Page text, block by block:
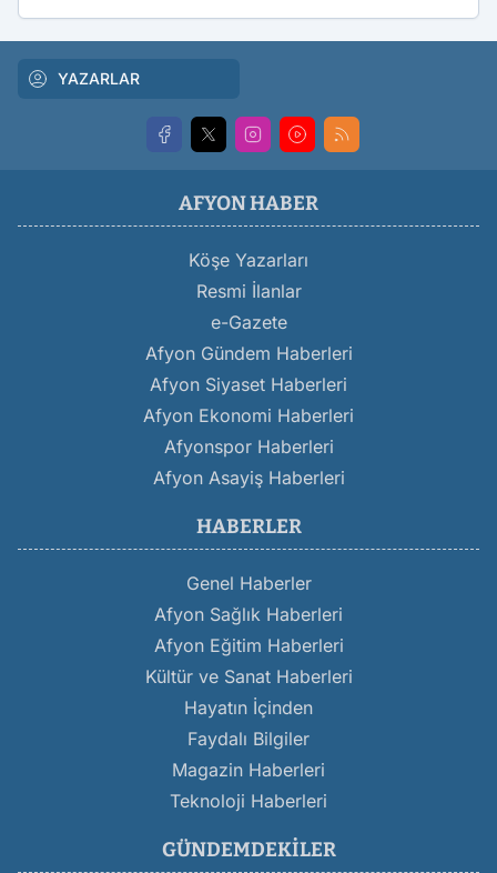
YAZARLAR
AFYON HABER
Köşe Yazarları
Resmi İlanlar
e-Gazete
Afyon Gündem Haberleri
Afyon Siyaset Haberleri
Afyon Ekonomi Haberleri
Afyonspor Haberleri
Afyon Asayiş Haberleri
HABERLER
Genel Haberler
Afyon Sağlık Haberleri
Afyon Eğitim Haberleri
Kültür ve Sanat Haberleri
Hayatın İçinden
Faydalı Bilgiler
Magazin Haberleri
Teknoloji Haberleri
GÜNDEMDEKILER